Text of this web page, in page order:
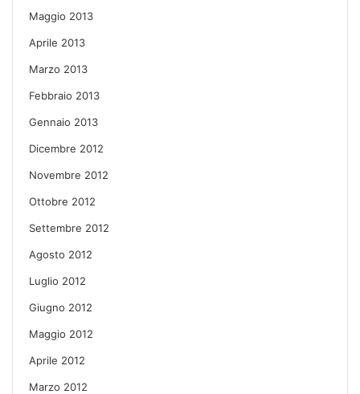
Maggio 2013
Aprile 2013
Marzo 2013
Febbraio 2013
Gennaio 2013
Dicembre 2012
Novembre 2012
Ottobre 2012
Settembre 2012
Agosto 2012
Luglio 2012
Giugno 2012
Maggio 2012
Aprile 2012
Marzo 2012